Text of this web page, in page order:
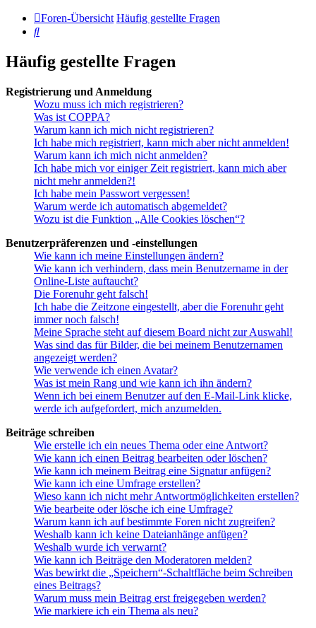
Foren-Übersicht Häufig gestellte Fragen
Suche
Häufig gestellte Fragen
Registrierung und Anmeldung
Wozu muss ich mich registrieren?
Was ist COPPA?
Warum kann ich mich nicht registrieren?
Ich habe mich registriert, kann mich aber nicht anmelden!
Warum kann ich mich nicht anmelden?
Ich habe mich vor einiger Zeit registriert, kann mich aber
nicht mehr anmelden?!
Ich habe mein Passwort vergessen!
Warum werde ich automatisch abgemeldet?
Wozu ist die Funktion „Alle Cookies löschen“?
Benutzerpräferenzen und -einstellungen
Wie kann ich meine Einstellungen ändern?
Wie kann ich verhindern, dass mein Benutzername in der
Online-Liste auftaucht?
Die Forenuhr geht falsch!
Ich habe die Zeitzone eingestellt, aber die Forenuhr geht
immer noch falsch!
Meine Sprache steht auf diesem Board nicht zur Auswahl!
Was sind das für Bilder, die bei meinem Benutzernamen
angezeigt werden?
Wie verwende ich einen Avatar?
Was ist mein Rang und wie kann ich ihn ändern?
Wenn ich bei einem Benutzer auf den E-Mail-Link klicke,
werde ich aufgefordert, mich anzumelden.
Beiträge schreiben
Wie erstelle ich ein neues Thema oder eine Antwort?
Wie kann ich einen Beitrag bearbeiten oder löschen?
Wie kann ich meinem Beitrag eine Signatur anfügen?
Wie kann ich eine Umfrage erstellen?
Wieso kann ich nicht mehr Antwortmöglichkeiten erstellen?
Wie bearbeite oder lösche ich eine Umfrage?
Warum kann ich auf bestimmte Foren nicht zugreifen?
Weshalb kann ich keine Dateianhänge anfügen?
Weshalb wurde ich verwarnt?
Wie kann ich Beiträge den Moderatoren melden?
Was bewirkt die „Speichern“-Schaltfläche beim Schreiben
eines Beitrags?
Warum muss mein Beitrag erst freigegeben werden?
Wie markiere ich ein Thema als neu?